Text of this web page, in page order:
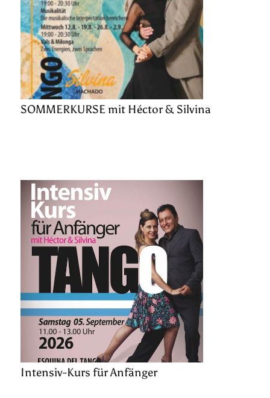
SOMMERKURSE mit Héctor & Silvina
Intensiv-Kurs für Anfänger